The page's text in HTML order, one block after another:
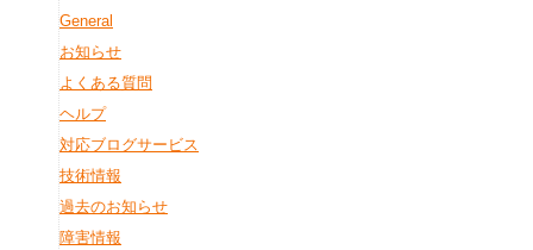
General
お知らせ
よくある質問
ヘルプ
対応ブログサービス
技術情報
過去のお知らせ
障害情報